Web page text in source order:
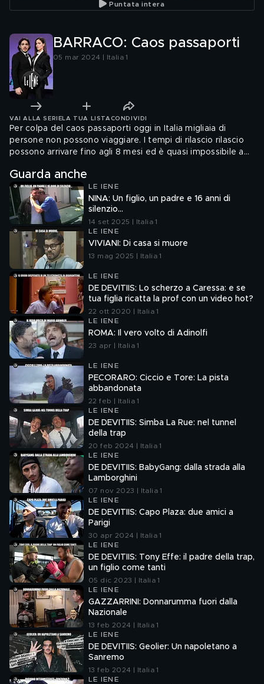
Puntata intera
BARRACO: Caos passaporti
05 mar 2024 | Italia 1
VAI ALLA SERIE LA TUA LISTA CONDIVIDI
Per colpa del caos passaporti oggi in Italia migliaia di
persone non possono viaggiare. I tempi di rilascio rilascio
possono arrivare fino agli 8 mesi ed è quasi impossibile a
suoi collaboratori, hanno trovato una soluzione con la quale
in 72 ore il passaporto è pronto
Guarda anche
LE IENE
NINA: Un figlio, un padre e 16 anni di
silenzio...
14 set 2025 | Italia 1
LE IENE
VIVIANI: Di casa si muore
13 mag 2025 | Italia 1
LE IENE
DE DEVITIIS: Lo scherzo a Caressa: e se
tua figlia ricatta la prof con un video hot?
22 ott 2020 | Italia 1
LE IENE
ROMA: Il vero volto di Adinolfi
23 apr | Italia 1
LE IENE
PECORARO: Ciccio e Tore: La pista
abbandonata
22 feb | Italia 1
LE IENE
DE DEVITIIS: Simba La Rue: nel tunnel
della trap
20 feb 2024 | Italia 1
LE IENE
DE DEVITIIS: BabyGang: dalla strada alla
Lamborghini
07 nov 2023 | Italia 1
LE IENE
DE DEVITIIS: Capo Plaza: due amici a
Parigi
30 apr 2024 | Italia 1
LE IENE
DE DEVITIIS: Tony Effe: il padre della trap,
un figlio come tanti
05 dic 2023 | Italia 1
LE IENE
GAZZARRINI: Donnarumma fuori dalla
Nazionale
13 feb 2024 | Italia 1
LE IENE
DE DEVITIIS: Geolier: Un napoletano a
Sanremo
13 feb 2024 | Italia 1
LE IENE